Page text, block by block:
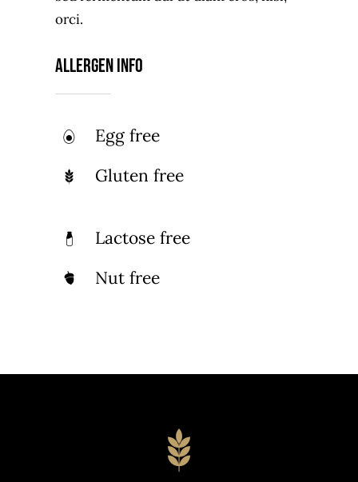
orci.
Allergen Info
Egg free
Gluten free
Lactose free
Nut free